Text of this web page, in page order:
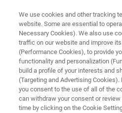
Termini e
economiche
We use cookies and other tracking
website. Some are essential to
Necessary Cookies). We also use
traffic on our website and improve
(Performance Cookies), to provide
functionality and personalization
build a profile of your interests and
(Targeting and Advertising Cookies).
you consent to the use of all of the
can withdraw your consent or
time by clicking on the Cookie